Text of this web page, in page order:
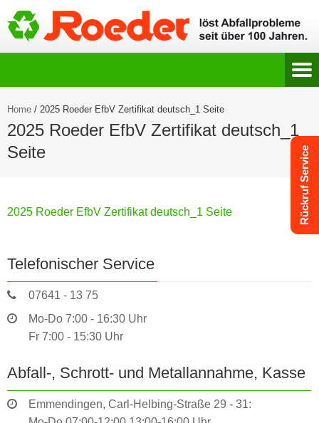
Home / 2025 Roeder EfbV Zertifikat deutsch_1 Seite
2025 Roeder EfbV Zertifikat deutsch_1
Seite
2025 Roeder EfbV Zertifikat deutsch_1 Seite
Telefonischer Service
07641 - 13 75
Mo-Do 7:00 - 16:30 Uhr
Fr 7:00 - 15:30 Uhr
Abfall-, Schrott- und Metallannahme, Kasse
Emmendingen, Carl-Helbing-Straße 29 - 31:
Rückruf Service